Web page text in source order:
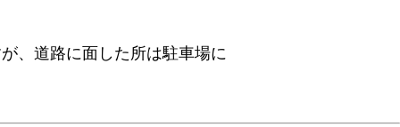
、道路に面した所は駐車場に